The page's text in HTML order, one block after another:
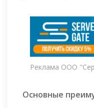
Реклама ООО
Основные